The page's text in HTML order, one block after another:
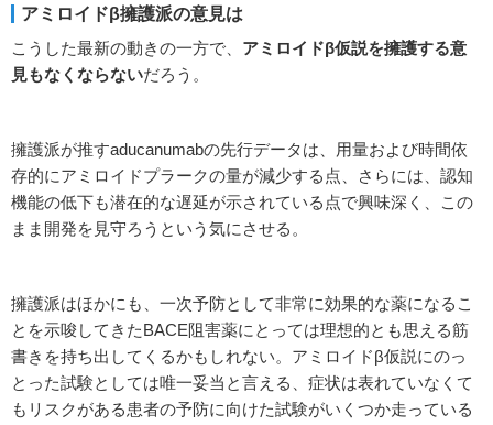
アミロイドβ擁護派の意見は
こうした最新の動きの一方で、 アミロイドβ仮説を擁護する意
見もなくならないだろう。
擁護派が推すaducanumabの先行データは、用量および時間依
存的にアミロイドプラークの量が減少する点、さらには、認知
機能の低下も潜在的な遅延が示されている点で興味深く、この
まま開発を見守ろうという気にさせる。
擁護派はほかにも、一次予防として非常に効果的な薬になるこ
とを示唆してきたBACE阻害薬にとっては理想的とも思える筋
書きを持ち出してくるかもしれない。アミロイドβ仮説にのっ
とった試験としては唯一妥当と言える、症状は表れていなくて
もリスクがある患者の予防に向けた試験がいくつか走っている